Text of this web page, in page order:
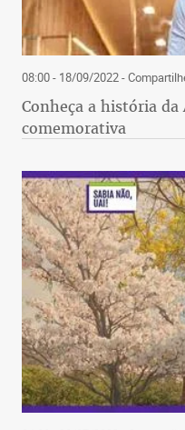
08:00 - 18/09/2022-
Conheça a história da
comemorativa